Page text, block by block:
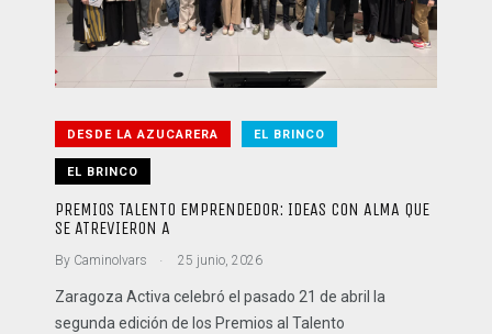
DESDE LA AZUCARERA EL BRINCO
EL BRINCO
PREMIOS TALENTO EMPRENDEDOR: IDEAS CON ALMA QUE
SE ATREVIERON A
By CaminoIvars 25 junio, 2026
Zaragoza Activa celebró el pasado 21 de abril la
segunda edición de los Premios al Talento